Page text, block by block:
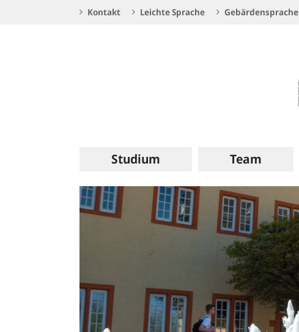
Kontakt Leichte Sprache Gebärdensprache
Hauptnavigation
Studium Team